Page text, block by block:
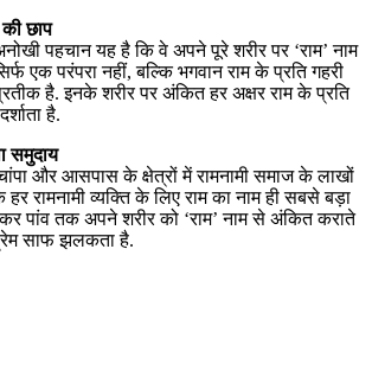
की छाप
पहचान यह है कि वे अपने पूरे शरीर पर ‘राम’ नाम
एक परंपरा नहीं, बल्कि भगवान राम के प्रति गहरी
है. इनके शरीर पर अंकित हर अक्षर राम के प्रति
है.
समुदाय
और आसपास के क्षेत्रों में रामनामी समाज के लाखों
रामनामी व्यक्ति के लिए राम का नाम ही सबसे बड़ा
पांव तक अपने शरीर को ‘राम’ नाम से अंकित कराते
साफ झलकता है.